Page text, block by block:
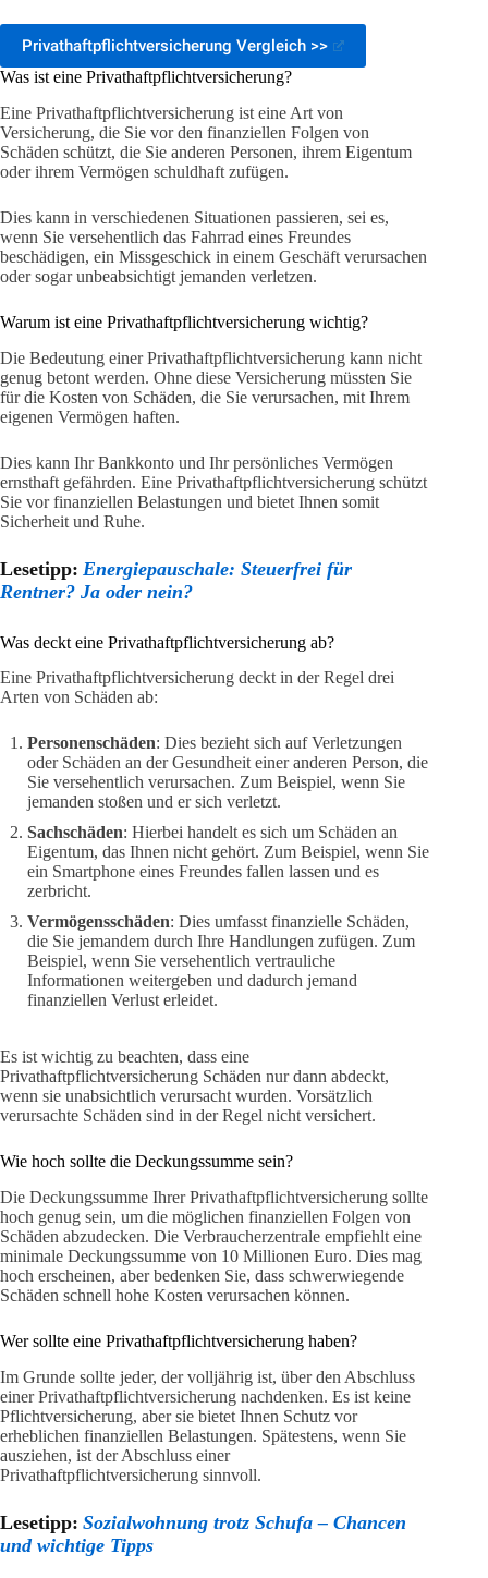
Privathaftpflichtversicherung Vergleich >>
Was ist eine Privathaftpflichtversicherung?
Eine Privathaftpflichtversicherung ist eine Art von
Versicherung, die Sie vor den finanziellen Folgen von
Schäden schützt, die Sie anderen Personen, ihrem Eigentum
oder ihrem Vermögen schuldhaft zufügen.
Dies kann in verschiedenen Situationen passieren, sei es,
wenn Sie versehentlich das Fahrrad eines Freundes
beschädigen, ein Missgeschick in einem Geschäft verursachen
oder sogar unbeabsichtigt jemanden verletzen.
Warum ist eine Privathaftpflichtversicherung wichtig?
Die Bedeutung einer Privathaftpflichtversicherung kann nicht
genug betont werden. Ohne diese Versicherung müssten Sie
für die Kosten von Schäden, die Sie verursachen, mit Ihrem
eigenen Vermögen haften.
Dies kann Ihr Bankkonto und Ihr persönliches Vermögen
ernsthaft gefährden. Eine Privathaftpflichtversicherung schützt
Sie vor finanziellen Belastungen und bietet Ihnen somit
Sicherheit und Ruhe.
Lesetipp: Energiepauschale: Steuerfrei für
Rentner? Ja oder nein?
Was deckt eine Privathaftpflichtversicherung ab?
Eine Privathaftpflichtversicherung deckt in der Regel drei
Arten von Schäden ab:
Personenschäden: Dies bezieht sich auf Verletzungen
oder Schäden an der Gesundheit einer anderen Person, die
Sie versehentlich verursachen. Zum Beispiel, wenn Sie
jemanden stoßen und er sich verletzt.
Sachschäden: Hierbei handelt es sich um Schäden an
Eigentum, das Ihnen nicht gehört. Zum Beispiel, wenn Sie
ein Smartphone eines Freundes fallen lassen und es
zerbricht.
Vermögensschäden: Dies umfasst finanzielle Schäden,
die Sie jemandem durch Ihre Handlungen zufügen. Zum
Beispiel, wenn Sie versehentlich vertrauliche
Informationen weitergeben und dadurch jemand
finanziellen Verlust erleidet.
Es ist wichtig zu beachten, dass eine
Privathaftpflichtversicherung Schäden nur dann abdeckt,
wenn sie unabsichtlich verursacht wurden. Vorsätzlich
verursachte Schäden sind in der Regel nicht versichert.
Wie hoch sollte die Deckungssumme sein?
Die Deckungssumme Ihrer Privathaftpflichtversicherung sollte
hoch genug sein, um die möglichen finanziellen Folgen von
Schäden abzudecken. Die Verbraucherzentrale empfiehlt eine
minimale Deckungssumme von 10 Millionen Euro. Dies mag
hoch erscheinen, aber bedenken Sie, dass schwerwiegende
Schäden schnell hohe Kosten verursachen können.
Wer sollte eine Privathaftpflichtversicherung haben?
Im Grunde sollte jeder, der volljährig ist, über den Abschluss
einer Privathaftpflichtversicherung nachdenken. Es ist keine
Pflichtversicherung, aber sie bietet Ihnen Schutz vor
erheblichen finanziellen Belastungen. Spätestens, wenn Sie
ausziehen, ist der Abschluss einer
Privathaftpflichtversicherung sinnvoll.
Lesetipp: Sozialwohnung trotz Schufa – Chancen
und wichtige Tipps